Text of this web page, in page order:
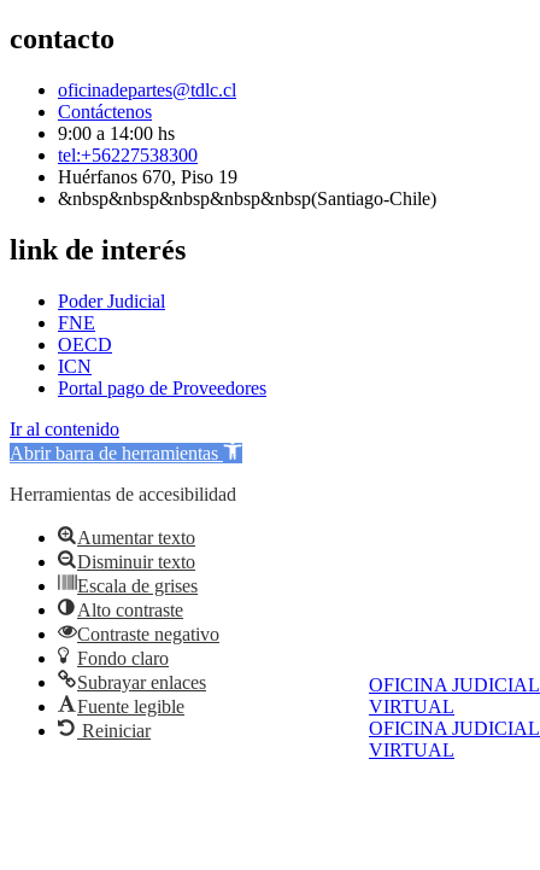
OFICINA JUDICIAL
VIRTUAL
OFICINA JUDICIAL
VIRTUAL
contacto
oficinadepartes@tdlc.cl
Contáctenos
9:00 a 14:00 hs
tel:+56227538300
Huérfanos 670, Piso 19
&nbsp&nbsp&nbsp&nbsp&nbsp(Santiago-Chile)
link de interés
Poder Judicial
FNE
OECD
ICN
Portal pago de Proveedores
Ir al contenido
Abrir barra de herramientas
Herramientas de accesibilidad
Aumentar texto
Disminuir texto
Escala de grises
Alto contraste
Contraste negativo
Fondo claro
Subrayar enlaces
Fuente legible
Reiniciar